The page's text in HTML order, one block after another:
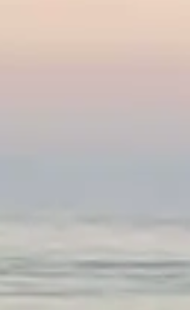
3,50€ DI
>